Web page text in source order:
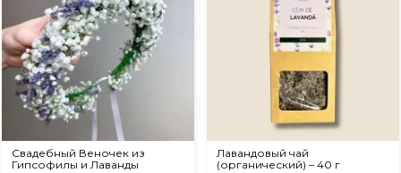
Свадебный Веночек из
Гипсофилы и Лаванды
Лавандовый чай
(органический) – 40 г